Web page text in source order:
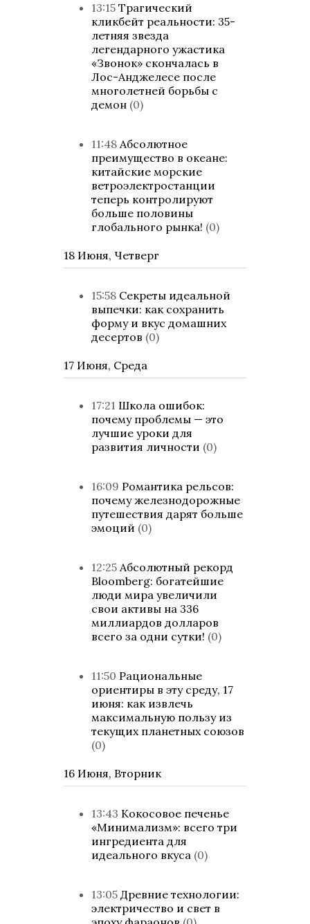
13:15 Трагический
кликбейт реальности: 35-
летняя звезда
легендарного ужастика
«Звонок» скончалась в
Лос-Анджелесе после
многолетней борьбы с
демон (0)
11:48 Абсолютное
преимущество в океане:
китайские морские
ветроэлектростанции
теперь контролируют
больше половины
глобального рынка! (0)
18 Июня, Четверг
15:58 Секреты идеальной
выпечки: как сохранить
форму и вкус домашних
десертов (0)
17 Июня, Среда
17:21 Школа ошибок:
почему проблемы — это
лучшие уроки для
развития личности (0)
16:09 Романтика рельсов:
почему железнодорожные
путешествия дарят больше
эмоций (0)
12:25 Абсолютный рекорд
Bloomberg: богатейшие
люди мира увеличили
свои активы на 336
миллиардов долларов
всего за одни сутки! (0)
11:50 Рациональные
ориентиры в эту среду, 17
июня: как извлечь
максимальную пользу из
текущих планетных союзов
(0)
16 Июня, Вторник
13:43 Кокосовое печенье
«Минимализм»: всего три
ингредиента для
идеального вкуса (0)
13:05 Древние технологии:
электричество и свет в